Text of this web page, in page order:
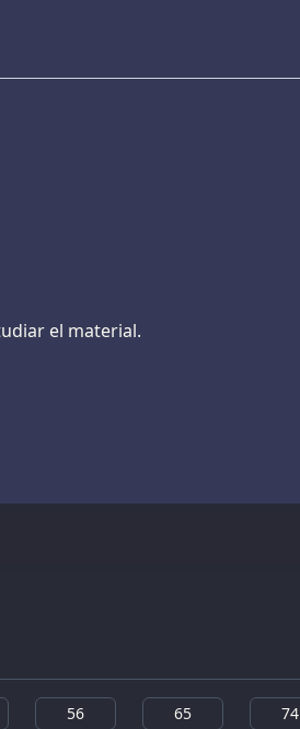
el material.
56
65
74